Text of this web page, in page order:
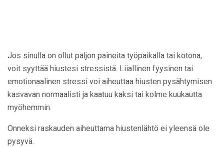
Jos sinulla on ollut paljon paineita työpaikalla tai kotona,
voit syyttää hiustesi stressistä. Liiallinen fyysinen tai
emotionaalinen stressi voi aiheuttaa hiusten pysähtymisen
kasvavan normaalisti ja kaatuu kaksi tai kolme kuukautta
myöhemmin.
Onneksi raskauden aiheuttama hiustenlähtö ei yleensä ole
pysyvä.